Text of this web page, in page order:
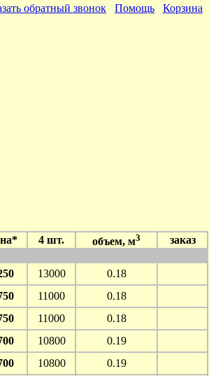
обратный звонок Помощь Корзина
4 шт. объем, м3
заказ
13000
0.18
11000
0.18
11000
0.18
10800
0.19
10800
0.19